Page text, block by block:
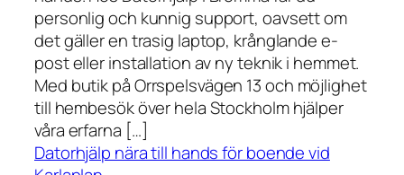
personlig och kunnig support, oavsett om
det gäller en trasig laptop, krånglande e-
post eller installation av ny teknik i hemmet.
Med butik på Orrspelsvägen 13 och möjlighet
till hembesök över hela Stockholm hjälper
våra erfarna […]
Datorhjälp nära till hands för boende vid